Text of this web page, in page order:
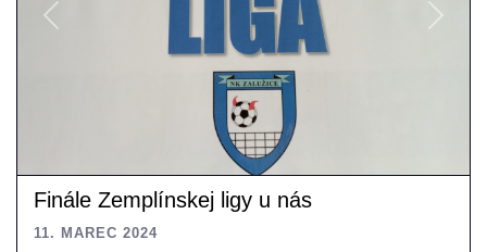
Previous Next
Finále Zemplínskej ligy u nás
11. MAREC 2024